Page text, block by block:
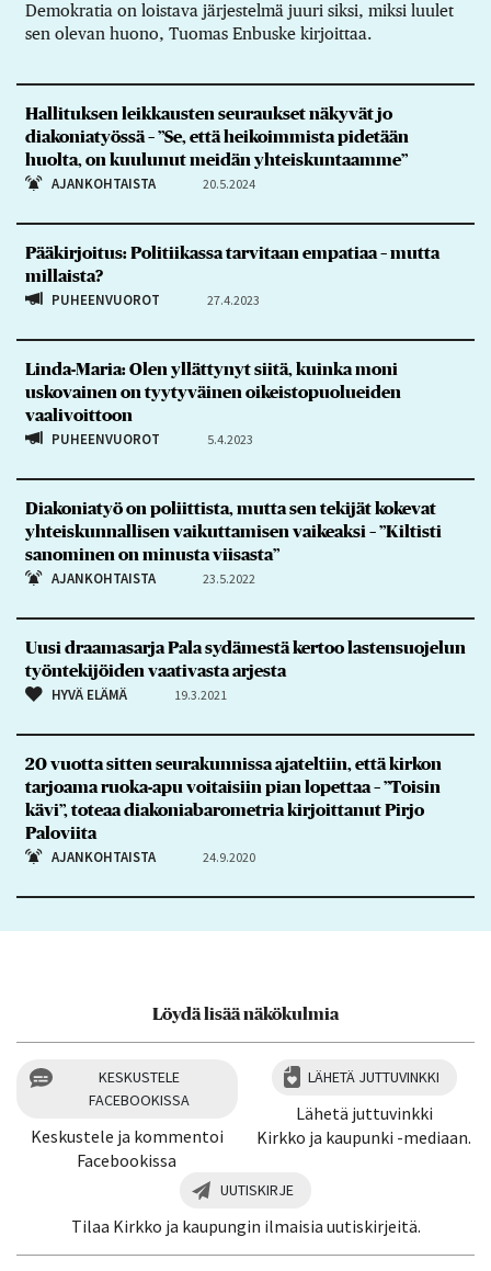
Demokratia on loistava järjestelmä juuri siksi, miksi luulet
sen olevan huono, Tuomas Enbuske kirjoittaa.
Hallituksen leikkausten seuraukset näkyvät jo
diakoniatyössä – ”Se, että heikoimmista pidetään
huolta, on kuulunut meidän yhteiskuntaamme”
AJANKOHTAISTA 20.5.2024
Pääkirjoitus: Politiikassa tarvitaan empatiaa – mutta
millaista?
PUHEENVUOROT 27.4.2023
Linda-Maria: Olen yllättynyt siitä, kuinka moni
uskovainen on tyytyväinen oikeistopuolueiden
vaalivoittoon
PUHEENVUOROT 5.4.2023
Diakoniatyö on poliittista, mutta sen tekijät kokevat
yhteiskunnallisen vaikuttamisen vaikeaksi – ”Kiltisti
sanominen on minusta viisasta”
AJANKOHTAISTA 23.5.2022
Uusi draamasarja Pala sydämestä kertoo lastensuojelun
työntekijöiden vaativasta arjesta
HYVÄ ELÄMÄ 19.3.2021
20 vuotta sitten seurakunnissa ajateltiin, että kirkon
tarjoama ruoka-apu voitaisiin pian lopettaa – ”Toisin
kävi”, toteaa diakoniabarometria kirjoittanut Pirjo
Paloviita
AJANKOHTAISTA 24.9.2020
Löydä lisää näkökulmia
KESKUSTELE
FACEBOOKISSA
Keskustele ja kommentoi
Facebookissa
LÄHETÄ JUTTUVINKKI
Lähetä juttuvinkki
Kirkko ja kaupunki -mediaan.
UUTISKIRJE
Tilaa Kirkko ja kaupungin ilmaisia uutiskirjeitä.